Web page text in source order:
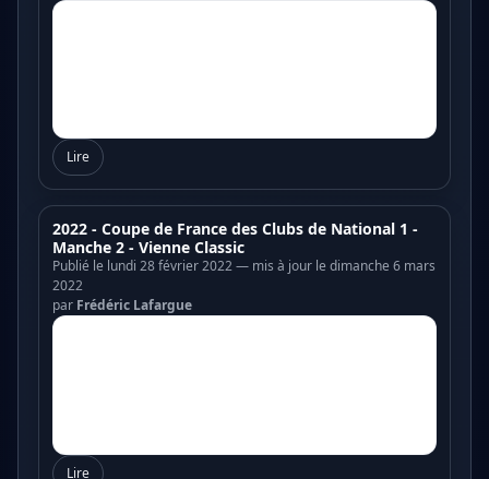
Lire
2022 - Coupe de France des Clubs de National 1 -
Manche 2 - Vienne Classic
Publié le lundi 28 février 2022 — mis à jour le dimanche 6 mars
2022
par Frédéric Lafargue
Lire